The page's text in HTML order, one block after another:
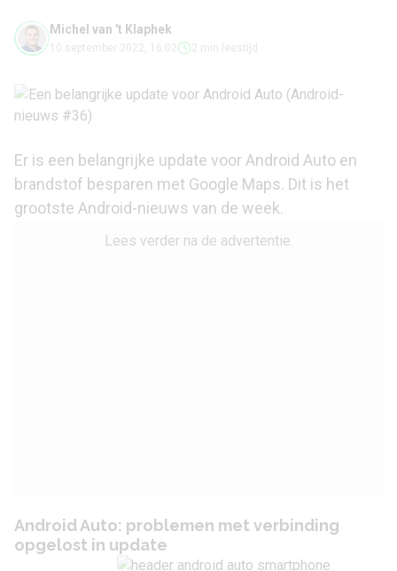
Michel van 't Klaphek
10 september 2022, 16:02 2 min leestijd
Er is een belangrijke update voor Android Auto en
brandstof besparen met Google Maps. Dit is het
grootste Android-nieuws van de week.
Lees verder na de advertentie.
Android Auto: problemen met verbinding
opgelost in update